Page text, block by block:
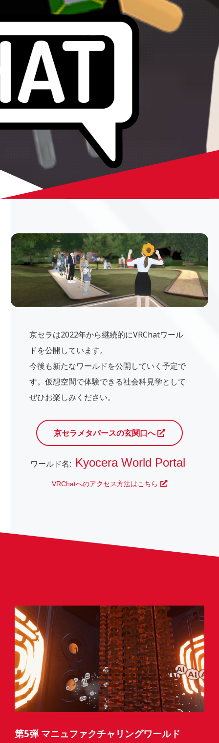
京セラは2022年から継続的にVRChatワール
ドを公開しています。
今後も新たなワールドを公開していく予定で
す。仮想空間で体験できる社会科見学として
ぜひお楽しみください。
京セラメタバースの玄関口へ
ワールド名: Kyocera World Portal
VRChatへのアクセス方法はこちら
第5弾 マニュファクチャリングワールド